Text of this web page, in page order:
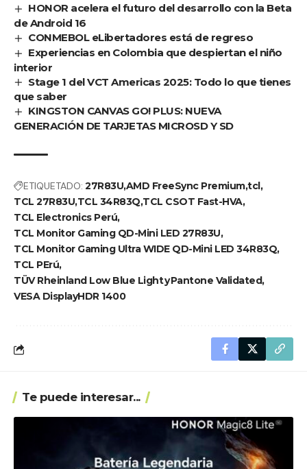
HONOR acelera el futuro del desarrollo con la Beta
de Android 16
CONMEBOL eLibertadores está de regreso
Experiencias en Colombia que despiertan el niño
interior
Stage 1 del VCT Americas 2025: Todo lo que tienes
que saber
KINGSTON CANVAS GO! PLUS: NUEVA
GENERACIÓN DE TARJETAS MICROSD Y SD
ETIQUETADO: 27R83UAMD FreeSync Premiumtcl
TCL 27R83UTCL 34R83Q TCL CSOT Fast-HVA
TCL Electronics Perú
TCL Monitor Gaming QD-Mini LED 27R83U
TCL Monitor Gaming Ultra WIDE QD-Mini LED 34R83Q
TCL PErú
TÜV Rheinland Low Blue Light y Pantone Validated
VESA DisplayHDR 1400
Te puede interesar...